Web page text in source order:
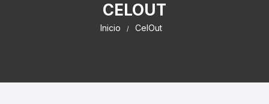
CELOUT
Inicio CelOut